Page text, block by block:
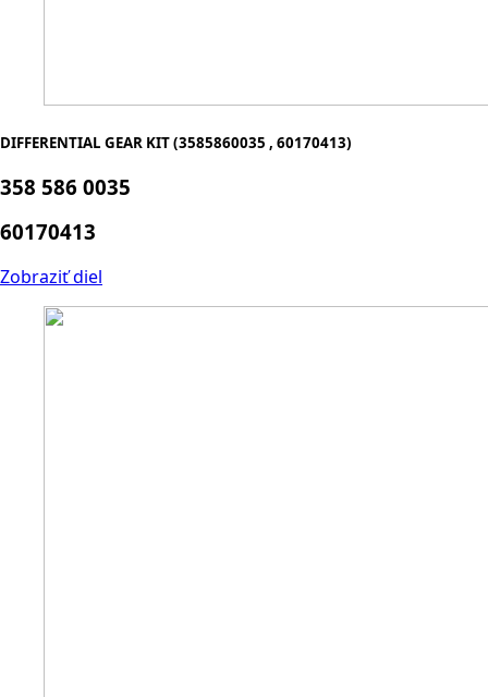
DIFFERENTIAL GEAR KIT (3585860035 , 60170413)
358 586 0035
60170413
Zobraziť diel